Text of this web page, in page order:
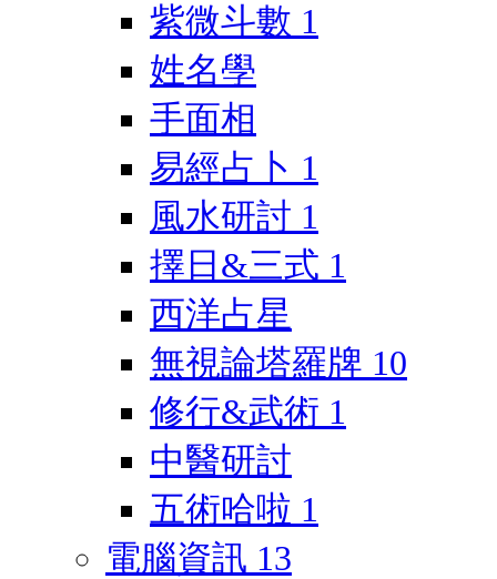
紫微斗數 1
姓名學
手面相
易經占卜 1
風水研討 1
擇日&三式 1
西洋占星
無視論塔羅牌 10
修行&武術 1
中醫研討
五術哈啦 1
電腦資訊 13